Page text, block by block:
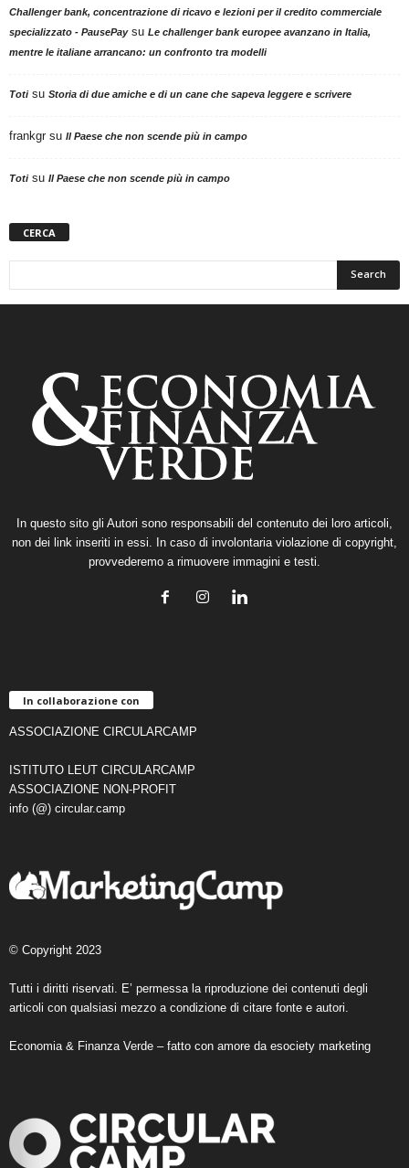
Challenger bank, concentrazione di ricavo e lezioni per il credito commerciale
specializzato - PausePaysu Le challenger bank europee avanzano in Italia,
mentre le italiane arrancano: un confronto tra modelli
Totisu Storia di due amiche e di un cane che sapeva leggere e scrivere
frankgr su Il Paese che non scende più in campo
Totisu Il Paese che non scende più in campo
CERCA
In questo sito gli Autori sono responsabili del contenuto dei loro articoli,
non dei link inseriti in essi. In caso di involontaria violazione di copyright,
provvederemo a rimuovere immagini e testi.
In collaborazione con
ASSOCIAZIONE CIRCULARCAMP
ISTITUTO LEUT CIRCULARCAMP
ASSOCIAZIONE NON-PROFIT
info (@) circular.camp
© Copyright 2023
Tutti i diritti riservati. E’ permessa la riproduzione dei contenuti degli
articoli con qualsiasi mezzo a condizione di citare fonte e autori.
Economia & Finanza Verde – fatto con amore da esociety marketing